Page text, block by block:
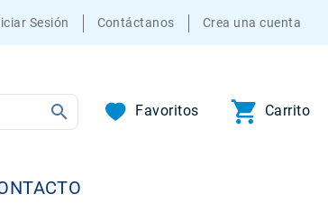
Sesión Contáctanos Crea una cuenta
Favoritos Carrito